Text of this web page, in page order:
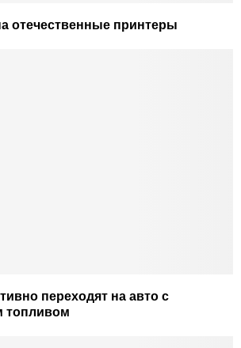
отечественные принтеры
переходят на авто с
топливом